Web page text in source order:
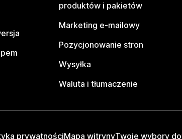
produktów i pakietów
Marketing e-mailowy
Pozycjonowanie stron
Wysyłka
Waluta i tłumaczenie
prywatnościMapa witrynyTwoje wybory